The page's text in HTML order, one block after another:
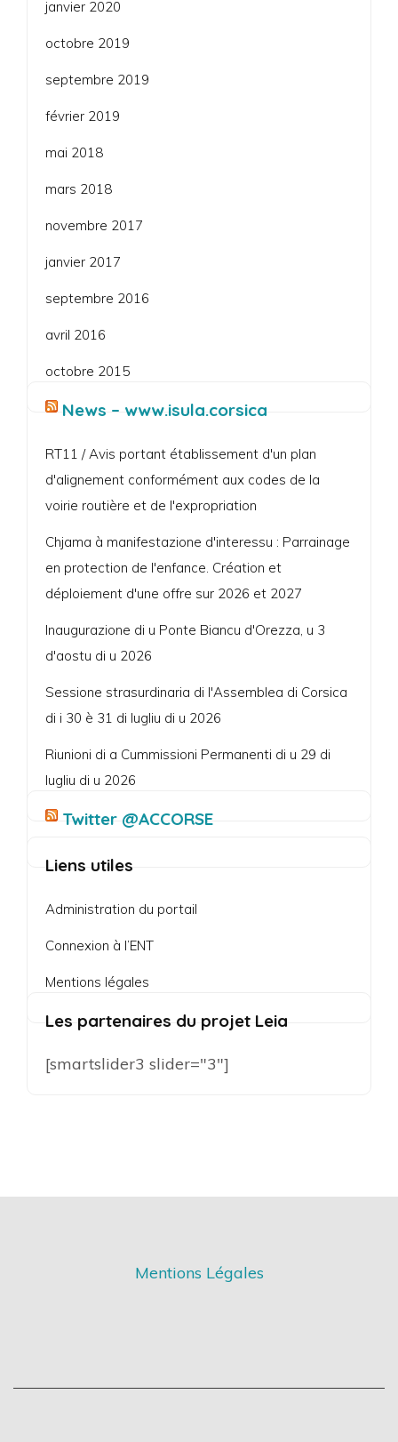
janvier 2020
octobre 2019
septembre 2019
février 2019
mai 2018
mars 2018
novembre 2017
janvier 2017
septembre 2016
avril 2016
octobre 2015
News – www.isula.corsica
RT11 / Avis portant établissement d'un plan
d'alignement conformément aux codes de la
voirie routière et de l'expropriation
Chjama à manifestazione d'interessu : Parrainage
en protection de l'enfance. Création et
déploiement d'une offre sur 2026 et 2027
Inaugurazione di u Ponte Biancu d'Orezza, u 3
d'aostu di u 2026
Sessione strasurdinaria di l'Assemblea di Corsica
di i 30 è 31 di lugliu di u 2026
Riunioni di a Cummissioni Permanenti di u 29 di
lugliu di u 2026
Twitter @ACCORSE
Liens utiles
Administration du portail
Connexion à l’ENT
Mentions légales
Les partenaires du projet Leia
[smartslider3 slider="3"]
Mentions Légales